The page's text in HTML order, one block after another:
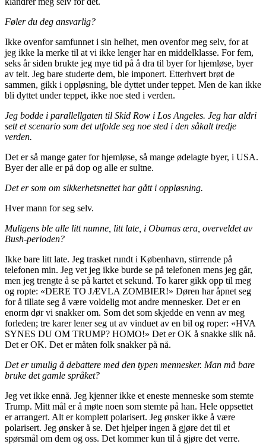
Føler du deg ansvarlig?
Ikke ovenfor samfunnet i sin helhet, men ovenfor meg selv, for at
jeg ikke la merke til at vi ikke lenger har en middelklasse. For fem,
seks år siden brukte jeg mye tid på å dra til byer for hjemløse, byer
av telt. Jeg bare studerte dem, ble imponert. Etterhvert brøt de
sammen, gikk i oppløsning, ble dyttet under teppet. Men de kan ikke
bli dyttet under teppet, ikke noe sted i verden.
Jeg bodde i parallellgaten til Skid Row i Los Angeles. Jeg har aldri
sett et scenario som det utfolde seg noe sted i den såkalt tredje
verden.
Det er så mange gater for hjemløse, så mange ødelagte byer, i USA.
Byer der alle er på dop og alle er sultne.
Det er som om sikkerhetsnettet har gått i oppløsning.
Hver mann for seg selv.
Muligens ble alle litt numne, litt late, i Obamas æra, overveldet av
Bush-perioden?
Ikke bare litt late. Jeg trasket rundt i København, stirrende på
telefonen min. Jeg vet jeg ikke burde se på telefonen mens jeg går,
men jeg trengte å se på kartet et sekund. To karer gikk opp til meg
og ropte: «DERE TO JÆVLA ZOMBIER!» Døren har åpnet seg
for å tillate seg å være voldelig mot andre mennesker. Det er en
enorm dør vi snakker om. Som det som skjedde en venn av meg
forleden; tre karer lener seg ut av vinduet av en bil og roper: «HVA
SYNES DU OM TRUMP? HOMO!» Det er OK å snakke slik nå.
Det er OK. Det er måten folk snakker på nå.
Det er umulig å debattere med den typen mennesker. Man må bare
bruke det gamle språket?
Jeg vet ikke ennå. Jeg kjenner ikke et eneste menneske som stemte
Trump. Mitt mål er å møte noen som stemte på han. Hele oppsettet
er arrangert. Alt er komplett polarisert. Jeg ønsker ikke å være
polarisert. Jeg ønsker å se. Det hjelper ingen å gjøre det til et
spørsmål om dem og oss. Det kommer kun til å gjøre det verre.